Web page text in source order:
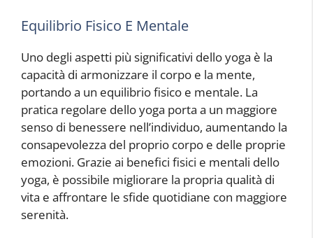
Equilibrio Fisico E Mentale
Uno degli aspetti più significativi dello yoga è la
capacità di armonizzare il corpo e la mente,
portando a un equilibrio fisico e mentale. La
pratica regolare dello yoga porta a un maggiore
senso di benessere nell’individuo, aumentando la
consapevolezza del proprio corpo e delle proprie
emozioni. Grazie ai benefici fisici e mentali dello
yoga, è possibile migliorare la propria qualità di
vita e affrontare le sfide quotidiane con maggiore
serenità.